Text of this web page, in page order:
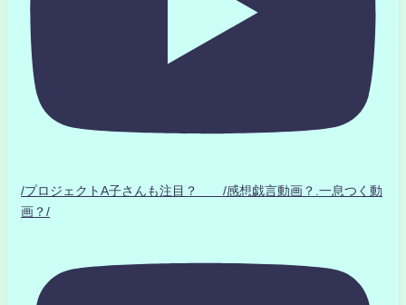
/プロジェクトA子さんも注目？ /感想戯言動画？.一息つく動
画？/